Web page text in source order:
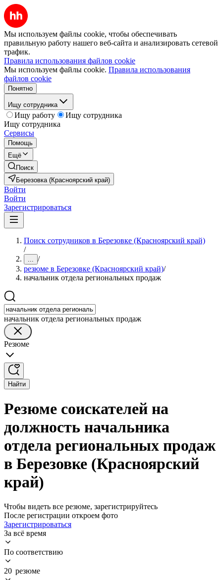
Мы используем файлы cookie, чтобы обеспечивать
правильную работу нашего веб-сайта и анализировать сетевой
трафик.
Правила использования файлов cookie
Мы используем файлы cookie. Правила использования
файлов cookie
Понятно
Ищу сотрудника
Ищу работу
Ищу сотрудника
Ищу сотрудника
Сервисы
Помощь
Ещё
Поиск
Березовка (Красноярский край)
Войти
Войти
Зарегистрироваться
Поиск сотрудников в Березовке (Красноярский край)
/
... /
резюме в Березовке (Красноярский край)/
начальник отдела региональных продаж
начальник отдела региональных продаж
Резюме
Найти
Резюме соискателей на
должность начальника
отдела региональных продаж
в Березовке (Красноярский
край)
Чтобы видеть все резюме, зарегистрируйтесь
После регистрации откроем фото
Зарегистрироваться
За всё время
По соответствию
20 резюме